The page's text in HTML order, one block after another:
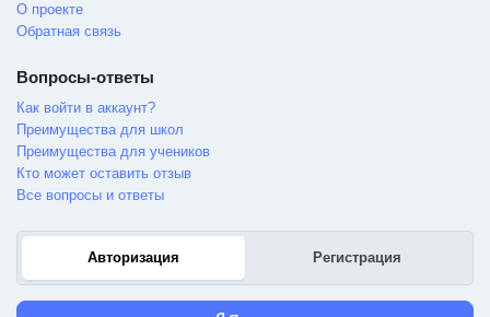
О проекте
Обратная связь
Вопросы-ответы
Как войти в аккаунт?
Преимущества для школ
Преимущества для учеников
Кто может оставить отзыв
Все вопросы и ответы
Авторизация Регистрация